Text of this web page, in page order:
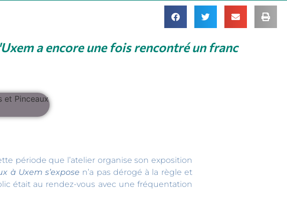
a encore une fois rencontré un franc
période que l’atelier organise son exposition
à Uxem s’expose n’a pas dérogé à la règle et
était au rendez-vous avec une fréquentation